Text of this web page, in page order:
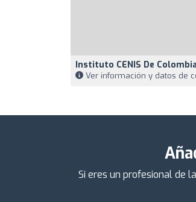
Instituto CENIS De Colombia
Ver información y datos de
Si eres un profesional de